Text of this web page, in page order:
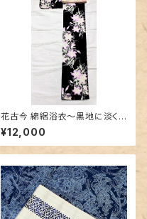
花古今 綿絽浴衣～黒地に淡く
美しく咲く百合～
¥12,000